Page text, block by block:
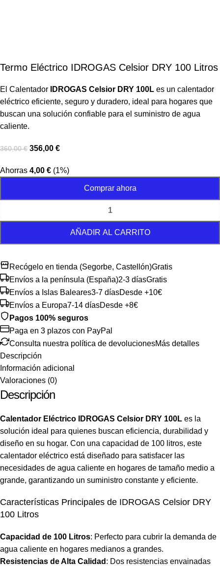
Termo Eléctrico IDROGAS Celsior DRY 100 Litros
El Calentador IDROGAS Celsior DRY 100L es un calentador
eléctrico eficiente, seguro y duradero, ideal para hogares que
buscan una solución confiable para el suministro de agua
caliente.
360,00€ 356,00 €
Ahorras 4,00 € (1%)
AÑADIR AL CARRITO
Comprar ahora
Recógelo en tienda (Segorbe, Castellón)Gratis
Envíos a la península (España)2-3 díasGratis
Envíos a Islas Baleares3-7 díasDesde +10€
Envíos a Europa7-14 díasDesde +8€
Pagos 100% seguros
Paga en 3 plazos con PayPal
Consulta nuestra política de devolucionesMás detalles
Descripción
Información adicional
Valoraciones (0)
Descripción
Calentador Eléctrico IDROGAS Celsior DRY 100L es la
solución ideal para quienes buscan eficiencia, durabilidad y
diseño en su hogar. Con una capacidad de 100 litros, este
calentador eléctrico está diseñado para satisfacer las
necesidades de agua caliente en hogares de tamaño medio a
grande, garantizando un suministro constante y eficiente.
Características Principales de IDROGAS Celsior DRY
100 Litros
Capacidad de 100 Litros: Perfecto para cubrir la demanda de
agua caliente en hogares medianos a grandes.
Resistencias de Alta Calidad : Dos resistencias envainadas